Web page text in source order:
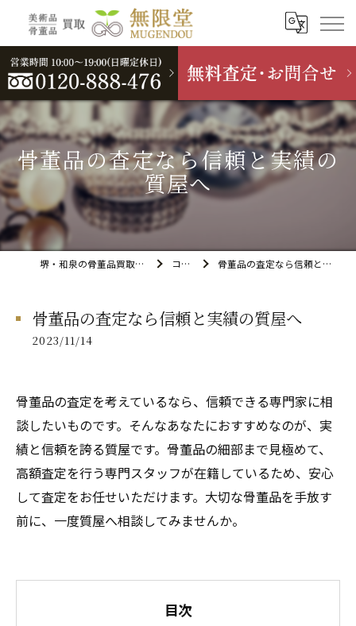
骨董品の査定なら信頼と実績の
質屋へ
堺・和泉の骨董品買取なら無限堂 コラム 骨董品の査定なら信頼と実績の質屋へ
骨董品の査定なら信頼と実績の質屋へ
2023/11/14
骨董品の査定を考えているなら、信頼できる専門家に相
談したいものです。そんなあなたにおすすめなのが、実
績と信頼を誇る質屋です。骨董品の細部まで見極めて、
高額査定を行う専門スタッフが在籍しているため、安心
して査定をお任せいただけます。大切な骨董品を手放す
前に、一度質屋へ相談してみませんか。
目次